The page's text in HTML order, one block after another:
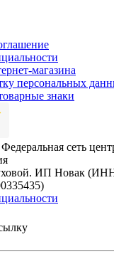
магазина
персональных
знаки
сеть
ИП Новак